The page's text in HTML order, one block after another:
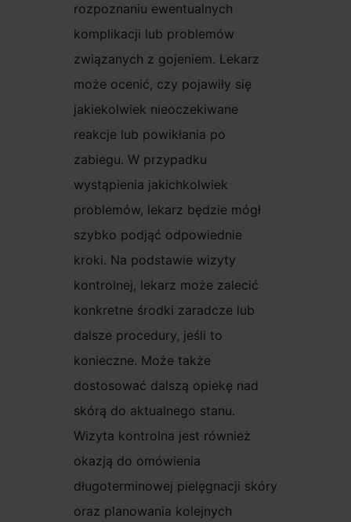
rozpoznaniu ewentualnych
komplikacji lub problemów
związanych z gojeniem. Lekarz
może ocenić, czy pojawiły się
jakiekolwiek nieoczekiwane
reakcje lub powikłania po
zabiegu. W przypadku
wystąpienia jakichkolwiek
problemów, lekarz będzie mógł
szybko podjąć odpowiednie
kroki. Na podstawie wizyty
kontrolnej, lekarz może zalecić
konkretne środki zaradcze lub
dalsze procedury, jeśli to
konieczne. Może także
dostosować dalszą opiekę nad
skórą do aktualnego stanu.
Wizyta kontrolna jest również
okazją do omówienia
długoterminowej pielęgnacji skóry
oraz planowania kolejnych